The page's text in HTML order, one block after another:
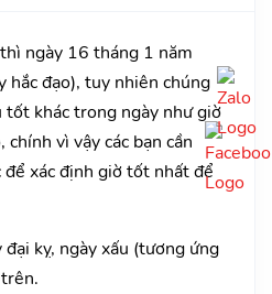
ngày 16 tháng 1 năm
hắc đạo), tuy nhiên chúng
tốt khác trong ngày như giờ
chính vì vậy các bạn cần
xác định giờ tốt nhất để
đại kỵ, ngày xấu (tương ứng